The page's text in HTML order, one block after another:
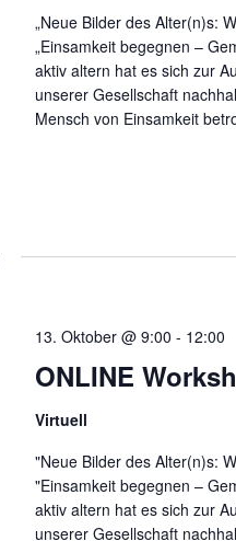
„Neue Bilder des Alter(n)s:
„Einsamkeit begegnen –
aktiv altern hat es sich zur
unserer Gesellschaft
Mensch von Einsamkeit
ONLINE
13. Oktober @ 9:00 - 12:00
Virtuell
"Neue Bilder des Alter(n)s:
"Einsamkeit begegnen –
aktiv altern hat es sich zur
unserer Gesellschaft